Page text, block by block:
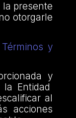
presente
otorgarle
Términos y
y
Entidad
al
acciones